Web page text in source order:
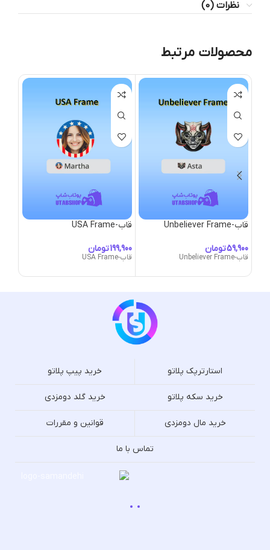
نظرات (0)
محصولات مرتبط
قاب-Unbeliever Frame
تومان
قاب-Unbeliever Frame
قاب-USA Frame
تومان
قاب-USA Frame
استارترپک پلاتو خرید پیپ پلاتو
خرید سکه پلاتو خرید گلد دومزدی
خرید مال دومزدی قوانین و مقررات
تماس با ما